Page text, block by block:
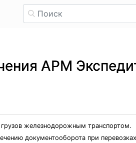
АРМ
железнодорожным транспортом.
документооборота при